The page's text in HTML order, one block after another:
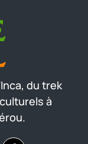
du trek
à